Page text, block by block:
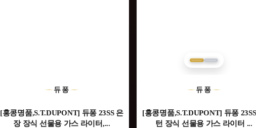
듀퐁
[홍콩명품,S.T.DUPONT] 듀퐁 23SS 은
장 장식 선물용 가스 라이터,...
듀퐁
[홍콩명품,S.T.DUPONT] 듀퐁
턴 장식 선물용 가스 라이터 ...